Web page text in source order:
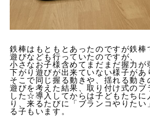
鉄棒はもともとあったのですが鉄棒
遊びなども行っていたのですが、
小さなお子様含めてまだまだ握力が
下がり遊びが出来ていない様子があ
そこで同じ握る動きや、揺れる動き
遊びを考えた結果、取り付け式のブ
した☆導入してからは子どもたちに
り、来るたびに「ブランコやりたい
る子もいます。